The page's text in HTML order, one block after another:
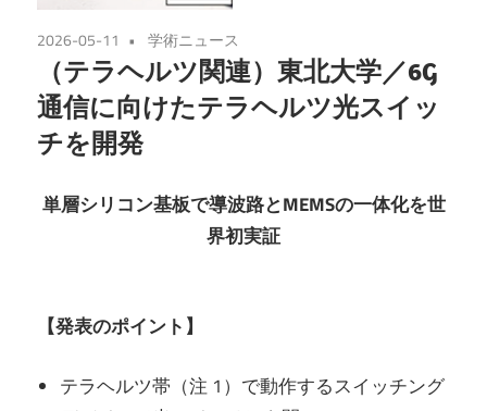
2026-05-11 学術ニュース
（テラヘルツ関連）東北大学／6G
通信に向けたテラヘルツ光スイッ
チを開発
単層シリコン基板で導波路とMEMSの一体化を世
界初実証
【発表のポイント】
テラヘルツ帯（注 1）で動作するスイッチング